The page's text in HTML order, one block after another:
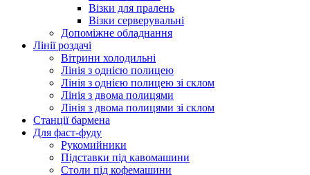
Візки для пралень
Візки серверувальні
Допоміжне обладнання
Лінії роздачі
Вітрини холодильні
Лінія з однією полицею
Лінія з однією полицею зі склом
Лінія з двома полицями
Лінія з двома полицями зі склом
Станції бармена
Для фаст-фуду
Рукомийники
Підставки під кавомашини
Столи під кофемашини